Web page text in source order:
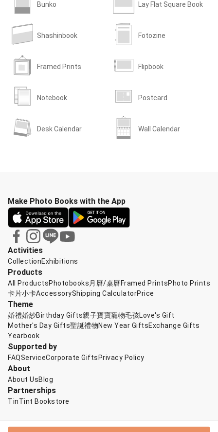
Bunko Lay Flat Square Book
Shashinbook Fotozine
Framed Prints Flipbook
Notebook Postcard
Desk Calendar Wall Calendar
Activities
CollectionExhibitions
Products
All ProductsPhotobooks 月曆/桌曆 Framed PrintsPhoto Prints
卡片小卡AccessoryShipping CalculatorPrice
Theme
婚禮婚紗Birthday Gifts親子寶寶寵物毛孩Love's Gift
Mother's Day Gifts聖誕禮物New Year GiftsExchange Gifts
Yearbook
Supported by
FAQServiceCorporate Gifts Privacy Policy
About
About UsBlog
Partnerships
TinTint Bookstore
Make Photo Books with the App